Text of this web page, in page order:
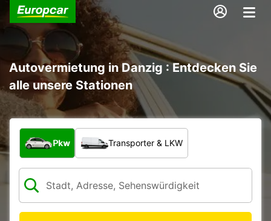
Autovermietung in Danzig : Entdecken Sie
alle unsere Stationen
Welche Art von Fahrzeug?
Pkw Transporter & LKW